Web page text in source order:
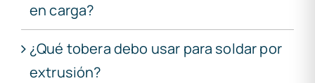
en carga?
¿Qué tobera debo usar para soldar por
extrusión?